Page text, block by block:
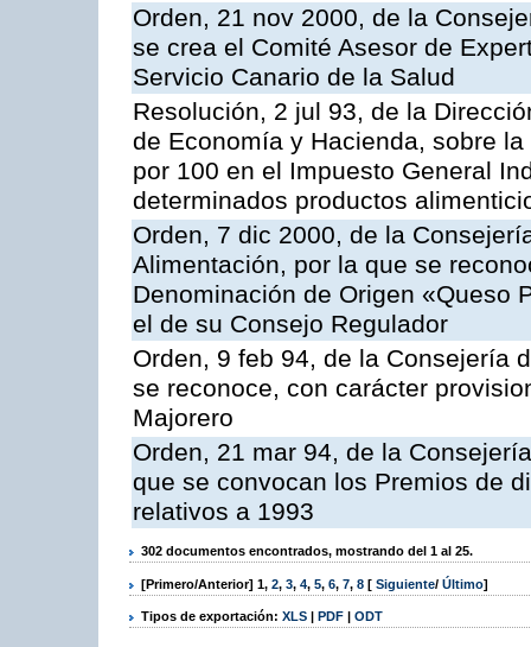
Orden, 21 nov 2000, de la
se crea el Comité Asesor de
Servicio Canario de la Salud
Resolución, 2 jul 93, de la
de Economía y Hacienda, sobre
por 100 en el Impuesto General
determinados productos
Orden, 7 dic 2000, de la
Alimentación, por la que se
Denominación de Origen «Queso
el de su Consejo Regulador
Orden, 9 feb 94, de la Consejería
se reconoce, con carácter
Majorero
Orden, 21 mar 94, de la
que se convocan los Premios de
relativos a 1993
302 documentos encontrados, mostrando del 1 al 25.
[Primero/Anterior] 1, 2, 3, 4, 5, 6, 7, 8 [ Siguiente/ Último]
Tipos de exportación: XLS | PDF | ODT